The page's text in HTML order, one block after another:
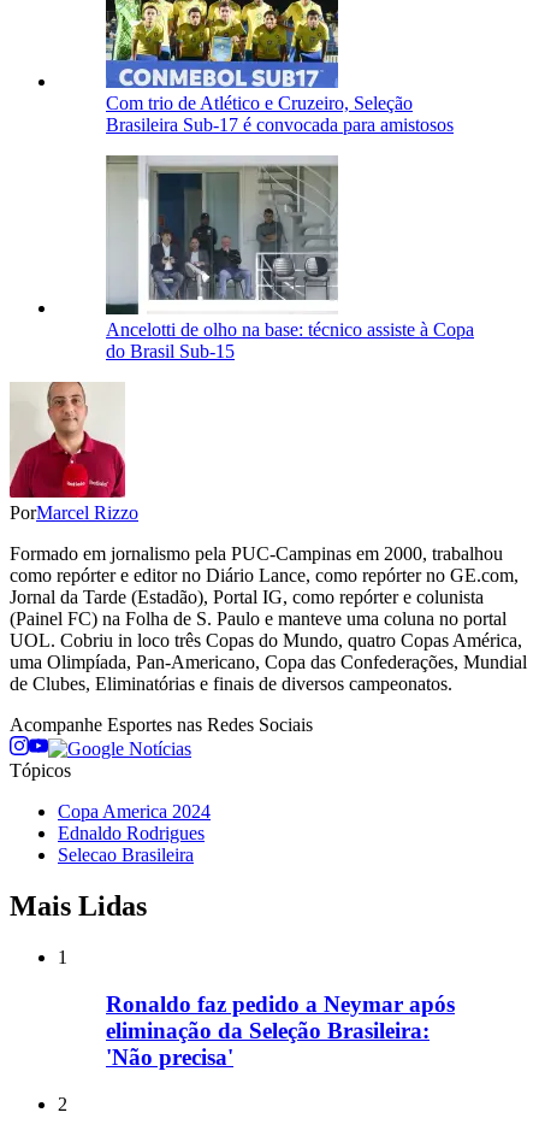
Com trio de Atlético e Cruzeiro, Seleção
Brasileira Sub-17 é convocada para amistosos
Ancelotti de olho na base: técnico assiste à Copa
do Brasil Sub-15
PorMarcel Rizzo
Formado em jornalismo pela PUC-Campinas em 2000, trabalhou
como repórter e editor no Diário Lance, como repórter no GE.com,
Jornal da Tarde (Estadão), Portal IG, como repórter e colunista
(Painel FC) na Folha de S. Paulo e manteve uma coluna no portal
UOL. Cobriu in loco três Copas do Mundo, quatro Copas América,
uma Olimpíada, Pan-Americano, Copa das Confederações, Mundial
de Clubes, Eliminatórias e finais de diversos campeonatos.
Acompanhe Esportes nas Redes Sociais
Tópicos
Copa America 2024
Ednaldo Rodrigues
Selecao Brasileira
Mais Lidas
1
Ronaldo faz pedido a Neymar após
eliminação da Seleção Brasileira:
'Não precisa'
2